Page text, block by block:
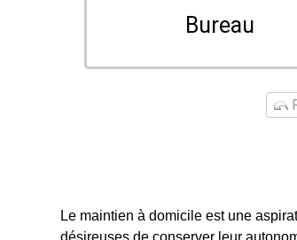
Bureau
Le maintien à domicile est une
désireuses de conserver leur